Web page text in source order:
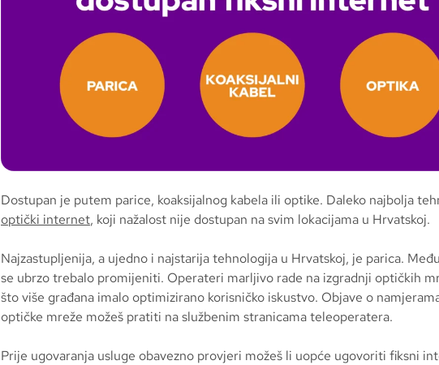
Dostupan je putem parice, koaksijalnog kabela ili optike. Daleko najbolja
optički internet, koji nažalost nije dostupan na svim lokacijama u Hrvatskoj.
Najzastupljenija, a ujedno i najstarija tehnologija u Hrvatskoj, je parica.
se ubrzo trebalo promijeniti. Operateri marljivo rade na izgradnji optičkih
što više građana imalo optimizirano korisničko iskustvo. Objave o
optičke mreže možeš pratiti na službenim stranicama teleoperatera.
Prije ugovaranja usluge obavezno provjeri možeš li uopće ugovoriti fiksni